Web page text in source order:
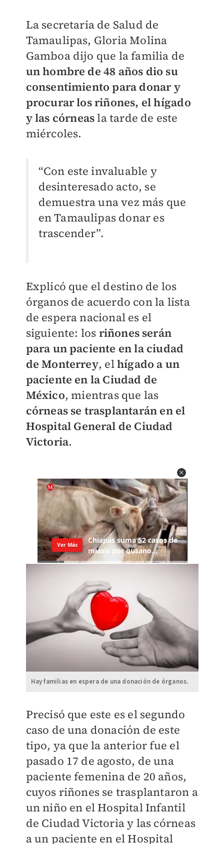
La secretaria de Salud de
Tamaulipas, Gloria Molina
Gamboa dijo que la familia de
un hombre de 48 años dio su
consentimiento para donar y
procurar los riñones, el hígado
y las córneasla tarde de este
miércoles.
“Con este invaluable y
desinteresado acto, se
demuestra una vez más que
en Tamaulipas donar es
trascender”.
Explicó que el destino de los
órganos de acuerdo con la lista
de espera nacional es el
siguiente: los riñones serán
para un paciente en la ciudad
de Monterrey, elhígado a un
paciente en la Ciudad de
México, mientras que las
córneas se trasplantarán en el
Hospital General de Ciudad
Victoria.
Hay familias en espera de una donación de órganos.
Precisó que este es el segundo
caso de una donación de este
tipo, ya que la anterior fue el
pasado 17 de agosto, de una
paciente femenina de 20 años,
cuyos riñones se trasplantaron a
un niño en el Hospital Infantil
de Ciudad Victoria y las córneas
a un paciente en el Hospital